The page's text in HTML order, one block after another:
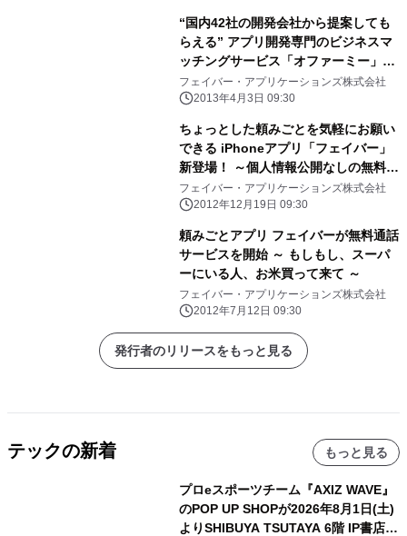
“国内42社の開発会社から提案しても
らえる” アプリ開発専門のビジネスマ
ッチングサービス「オファーミー」が
新登場！
フェイバー・アプリケーションズ株式会社
2013年4月3日 09:30
ちょっとした頼みごとを気軽にお願い
できる iPhoneアプリ「フェイバー」
新登場！ ～個人情報公開なしの無料通
話・メッセージでやり取りも安心～
フェイバー・アプリケーションズ株式会社
2012年12月19日 09:30
頼みごとアプリ フェイバーが無料通話
サービスを開始 ～ もしもし、スーパ
ーにいる人、お米買って来て ～
フェイバー・アプリケーションズ株式会社
2012年7月12日 09:30
発行者のリリースをもっと見る
テックの新着 もっと見る
プロeスポーツチーム『AXIZ WAVE』
のPOP UP SHOPが2026年8月1日(土)
よりSHIBUYA TSUTAYA 6階 IP書店で